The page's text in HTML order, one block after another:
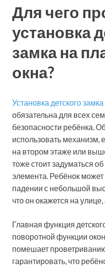
Для чего
установка
замка на
окна?
Установка детского замка
обязательна для всех
безопасности ребёнка.
использовать механизм,
на втором этаже или
тоже стоит задуматься
элемента. Ребёнок
падении с небольшой
что он окажется на
Главная функция
поворотной функции
помешает
гарантировать, что